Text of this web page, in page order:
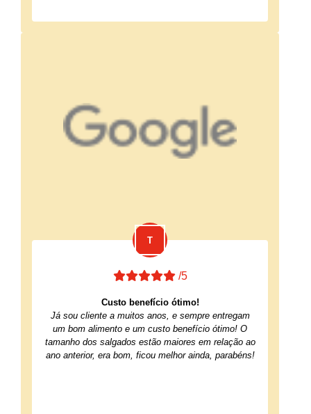
/5
Custo benefício ótimo!
Já sou cliente a muitos anos, e sempre entregam
um bom alimento e um custo benefício ótimo! O
tamanho dos salgados estão maiores em relação ao
ano anterior, era bom, ficou melhor ainda, parabéns!